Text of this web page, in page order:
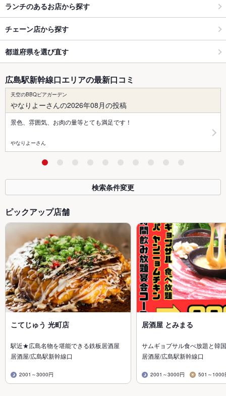
ランチのあるお店から探す
チェーン店から探す
都道府県を選び直す
広島駅新幹線口エリアの最新口コミ
天空のBBQビアガーデン
やなりよーさんの2026年08月の投稿
景色、雰囲気、お肉の量等とても満足です！
やなりよーさん
検索条件変更
ピックアップ店舗
こてじゅう 光町店
駅近★広島名物を堪能できる鉄板居酒屋
居酒屋/広島駅新幹線口
2001～3000円
居酒屋 とみまる
サムギョプサル食べ放題と韓
居酒屋/広島駅新幹線口
2001～3000円 501～1000